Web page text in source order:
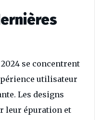
se concentrent
utilisateur
Les designs
leur épuration et